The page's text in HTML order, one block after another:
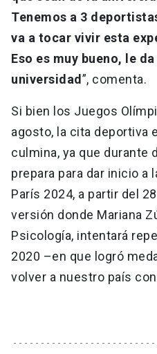
Tenemos a 3
va a tocar vivir esta
Eso es muy bueno, le
universidad”, comenta.
Si bien los Juegos
agosto, la cita deportiva
culmina, ya que durante
prepara para dar inicio a
París 2024, a partir del
versión donde Mariana
Psicología, intentará
2020 –en que logró
volver a nuestro país